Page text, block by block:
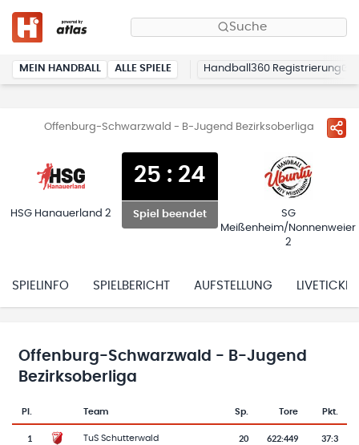
Suche
MEIN HANDBALL ALLE SPIELE Handball360 Registrierung
Offenburg-Schwarzwald - B-Jugend Bezirksoberliga
HSG Hanauerland 2
25 : 24
Spiel beendet
SG
Meißenheim/Nonnenweier
2
SPIELINFO SPIELBERICHT AUFSTELLUNG LIVETICKER
Offenburg-Schwarzwald - B-Jugend
Bezirksoberliga
Tabelle mit Vereinsplatzierungen, Spielen, Toren und Punkten
Pl.
Team-Logo
Team Sp. Tore Pkt.
1 TuS Schutterwald 20 622:449 37:3